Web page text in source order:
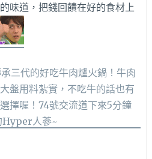
味道，把錢回饋在好的食材上